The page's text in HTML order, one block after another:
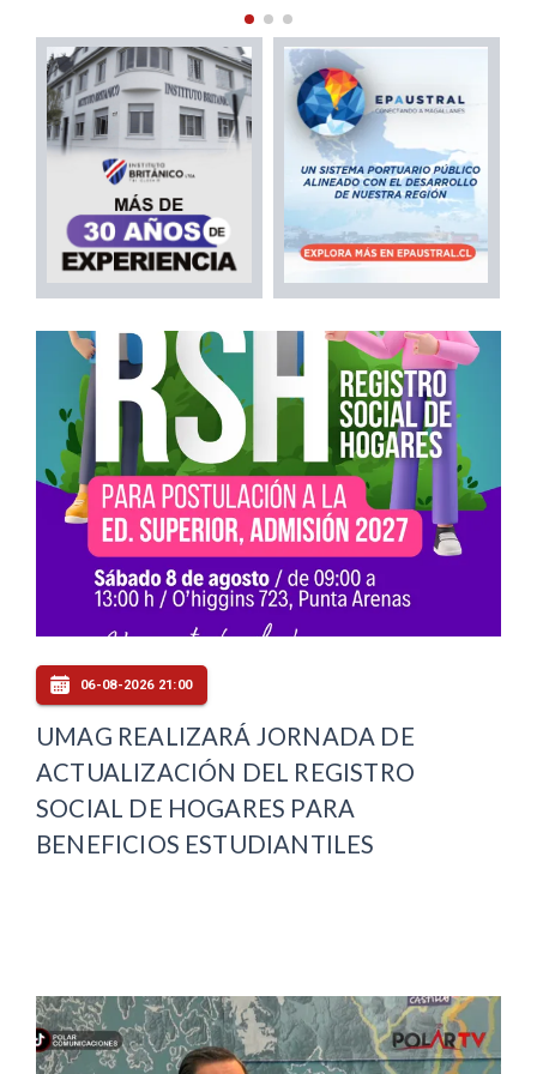
06-08-2026 21:00
UMAG REALIZARÁ JORNADA DE
ACTUALIZACIÓN DEL REGISTRO
SOCIAL DE HOGARES PARA
BENEFICIOS ESTUDIANTILES